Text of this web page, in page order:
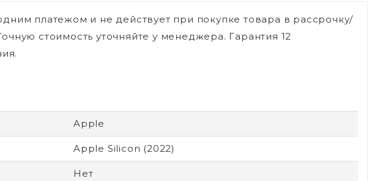
платежом и не действует при покупке товара в рассрочку/
стоимость уточняйте у менеджера. Гарантия 12
Apple
Apple Silicon (2022)
Нет